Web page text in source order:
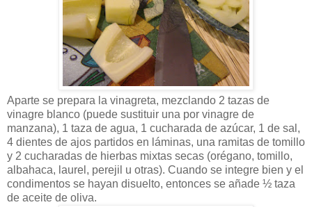
Aparte se prepara la vinagreta, mezclando 2 tazas de
vinagre blanco (puede sustituir una por vinagre de
manzana), 1 taza de agua, 1 cucharada de azúcar, 1 de sal,
4 dientes de ajos partidos en láminas, una ramitas de tomillo
y 2 cucharadas de hierbas mixtas secas (orégano, tomillo,
albahaca, laurel, perejil u otras). Cuando se integre bien y el
condimentos se hayan disuelto, entonces se añade ½ taza
de aceite de oliva.